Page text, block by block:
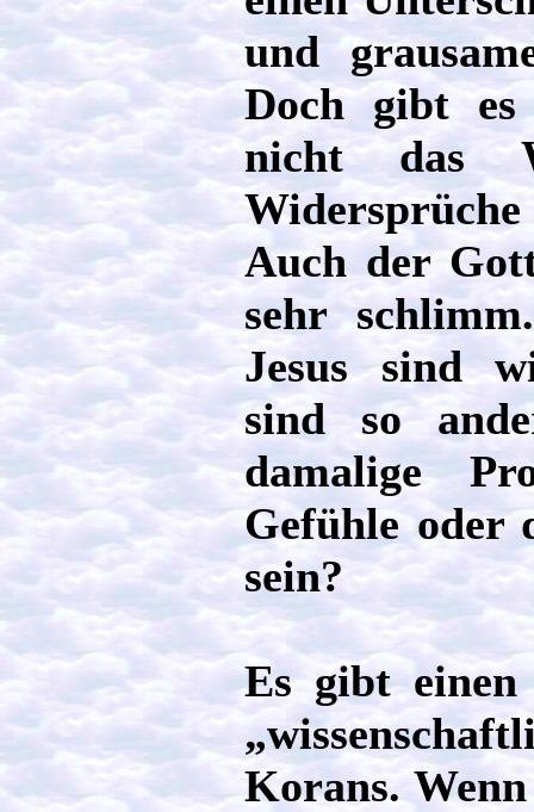
und
Doch gibt es
nicht das
Auch der
sehr
Jesus sind
sind so
damalige
Gefühle oder
sein?
Es gibt
Korans.